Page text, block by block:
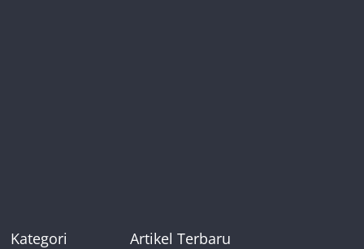
Kategori Artikel Terbaru